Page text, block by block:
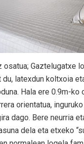
osatua; Gaztelugatxe
du, latexdun koltxoia
Hala ere 0.9m-ko
orientatua,
dago. Bere neurria
dela eta etxeko